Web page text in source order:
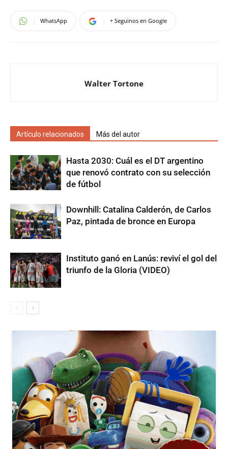
WhatsApp + Seguinos en Google
Walter Tortone
Artículo relacionados Más del autor
Hasta 2030: Cuál es el DT argentino
que renovó contrato con su selección
de fútbol
Downhill: Catalina Calderón, de Carlos
Paz, pintada de bronce en Europa
Instituto ganó en Lanús: reviví el gol del
triunfo de la Gloria (VIDEO)